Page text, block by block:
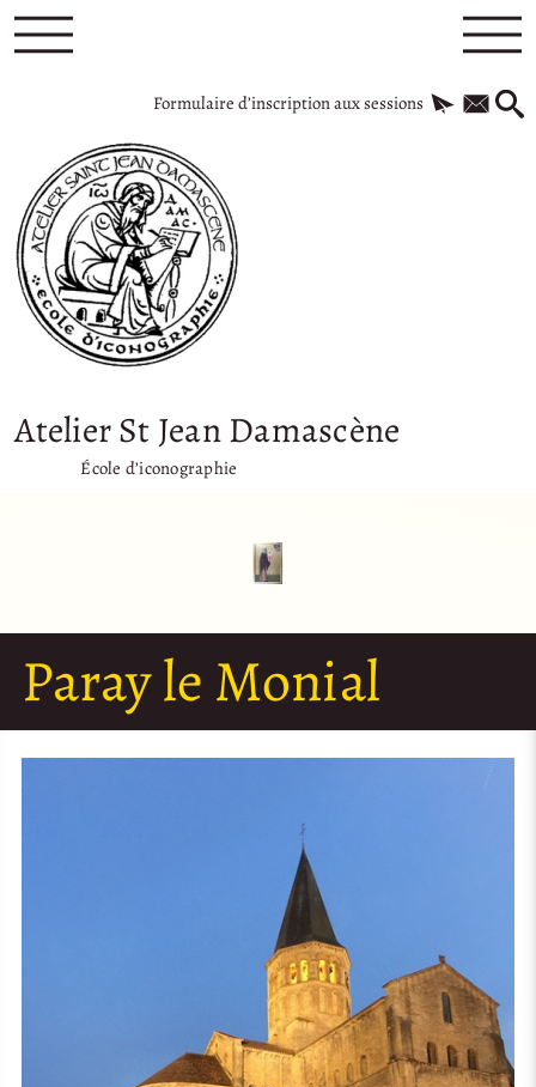
Formulaire d’inscription aux sessions
Atelier St Jean Damascène
École d’iconographie
Paray le Monial